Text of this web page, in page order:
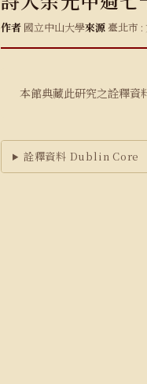
作者 國立中山大學來源臺北市
本館典藏此研究之詮釋資
詮釋資料 Dublin Core